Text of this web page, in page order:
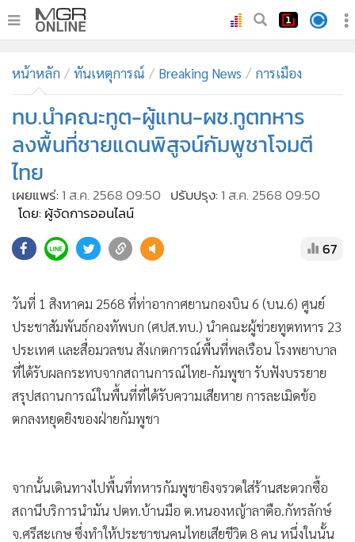
ทันเหตุการณ์
• ภาคใต้
ภูมิภาค
•
• บันเทิง
ผู้จัดการรายวัน
• ละคร
• Cyber BIZ
• ผู้จัดกวน
• Good health & Well-being
• Green Innovation & SD
• Management & HR
• MGR Live
การเมือง
ท่องเที่ยว
• กีฬา
หน้าหลัก ทันเหตุการณ์ Breaking News การเมือง
ทบ.นำคณะทูต-ผู้แทน-ผช.ทูตทหาร
ลงพื้นที่ชายแดนพิสูจน์กัมพูชาโจมตี
ไทย
เผยแพร่: 1 ส.ค. 2568 09:50 ปรับปรุง: 1 ส.ค. 2568 09:50
โดย: ผู้จัดการออนไลน์
67
ประชาสัมพันธ์กองทัพบก (ศปส.ทบ.) นำคณะผู้ช่วยทูตทหาร 23
ประเทศ และสื่อมวลชน สังเกตการณ์พื้นที่พลเรือน โรงพยาบาล
ที่ได้รับผลกระทบจากสถานการณ์ไทย-กัมพูชา รับฟังบรรยาย
สรุปสถานการณ์ในพื้นที่ที่ได้รับความเสียหาย การละเมิดข้อ
ตกลงหยุดยิงของฝ่ายกัมพูชา